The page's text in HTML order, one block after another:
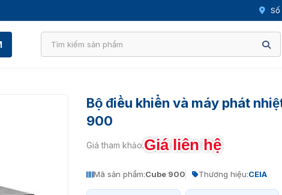
Bộ điều khiển và máy phát
900
Giá tham khảo:Giá liên hệ
Mã sản phẩm:Cube 900 Thương hiệu:CEIA